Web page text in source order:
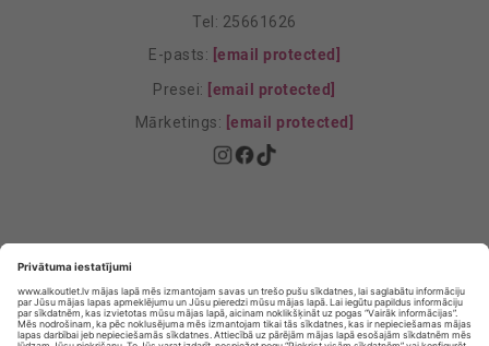
Tel: 25661626
E-pasts: [email protected]
Presei: [email protected]
Mārketings: [email protected]
Privātuma Iestatījumi
E-veikala lietošanas noteikumi